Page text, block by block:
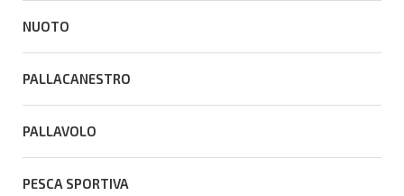
NUOTO
PALLACANESTRO
PALLAVOLO
PESCA SPORTIVA